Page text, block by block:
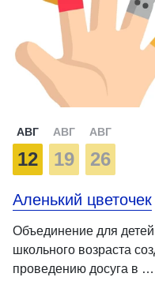
АВГ
12
АВГ
19
АВГ
26
Аленький цветочек
Объединение для
школьного возраста
проведению досуга в …